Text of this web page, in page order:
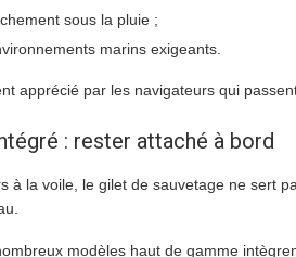
sous la pluie ;
marins exigeants.
apprécié par les navigateurs qui
: rester attaché à bord
à la voile, le gilet de sauvetage ne sert
modèles haut de gamme